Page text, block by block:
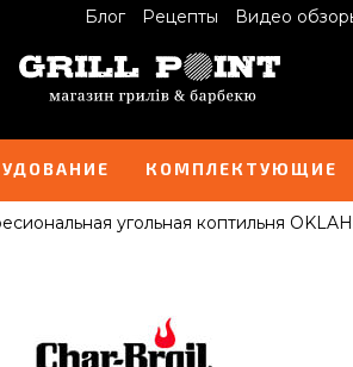
Блог Рецепты Видео
КОМПЛЕКТУЮЩИЕ
угольная коптильня